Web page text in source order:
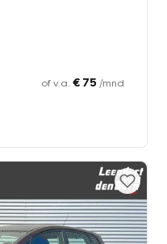
of v.a. € 75 /mnd